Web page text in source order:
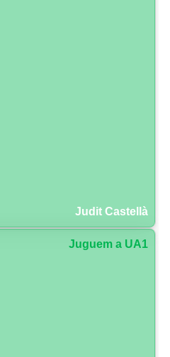
Judit Castellà
Juguem a UA1